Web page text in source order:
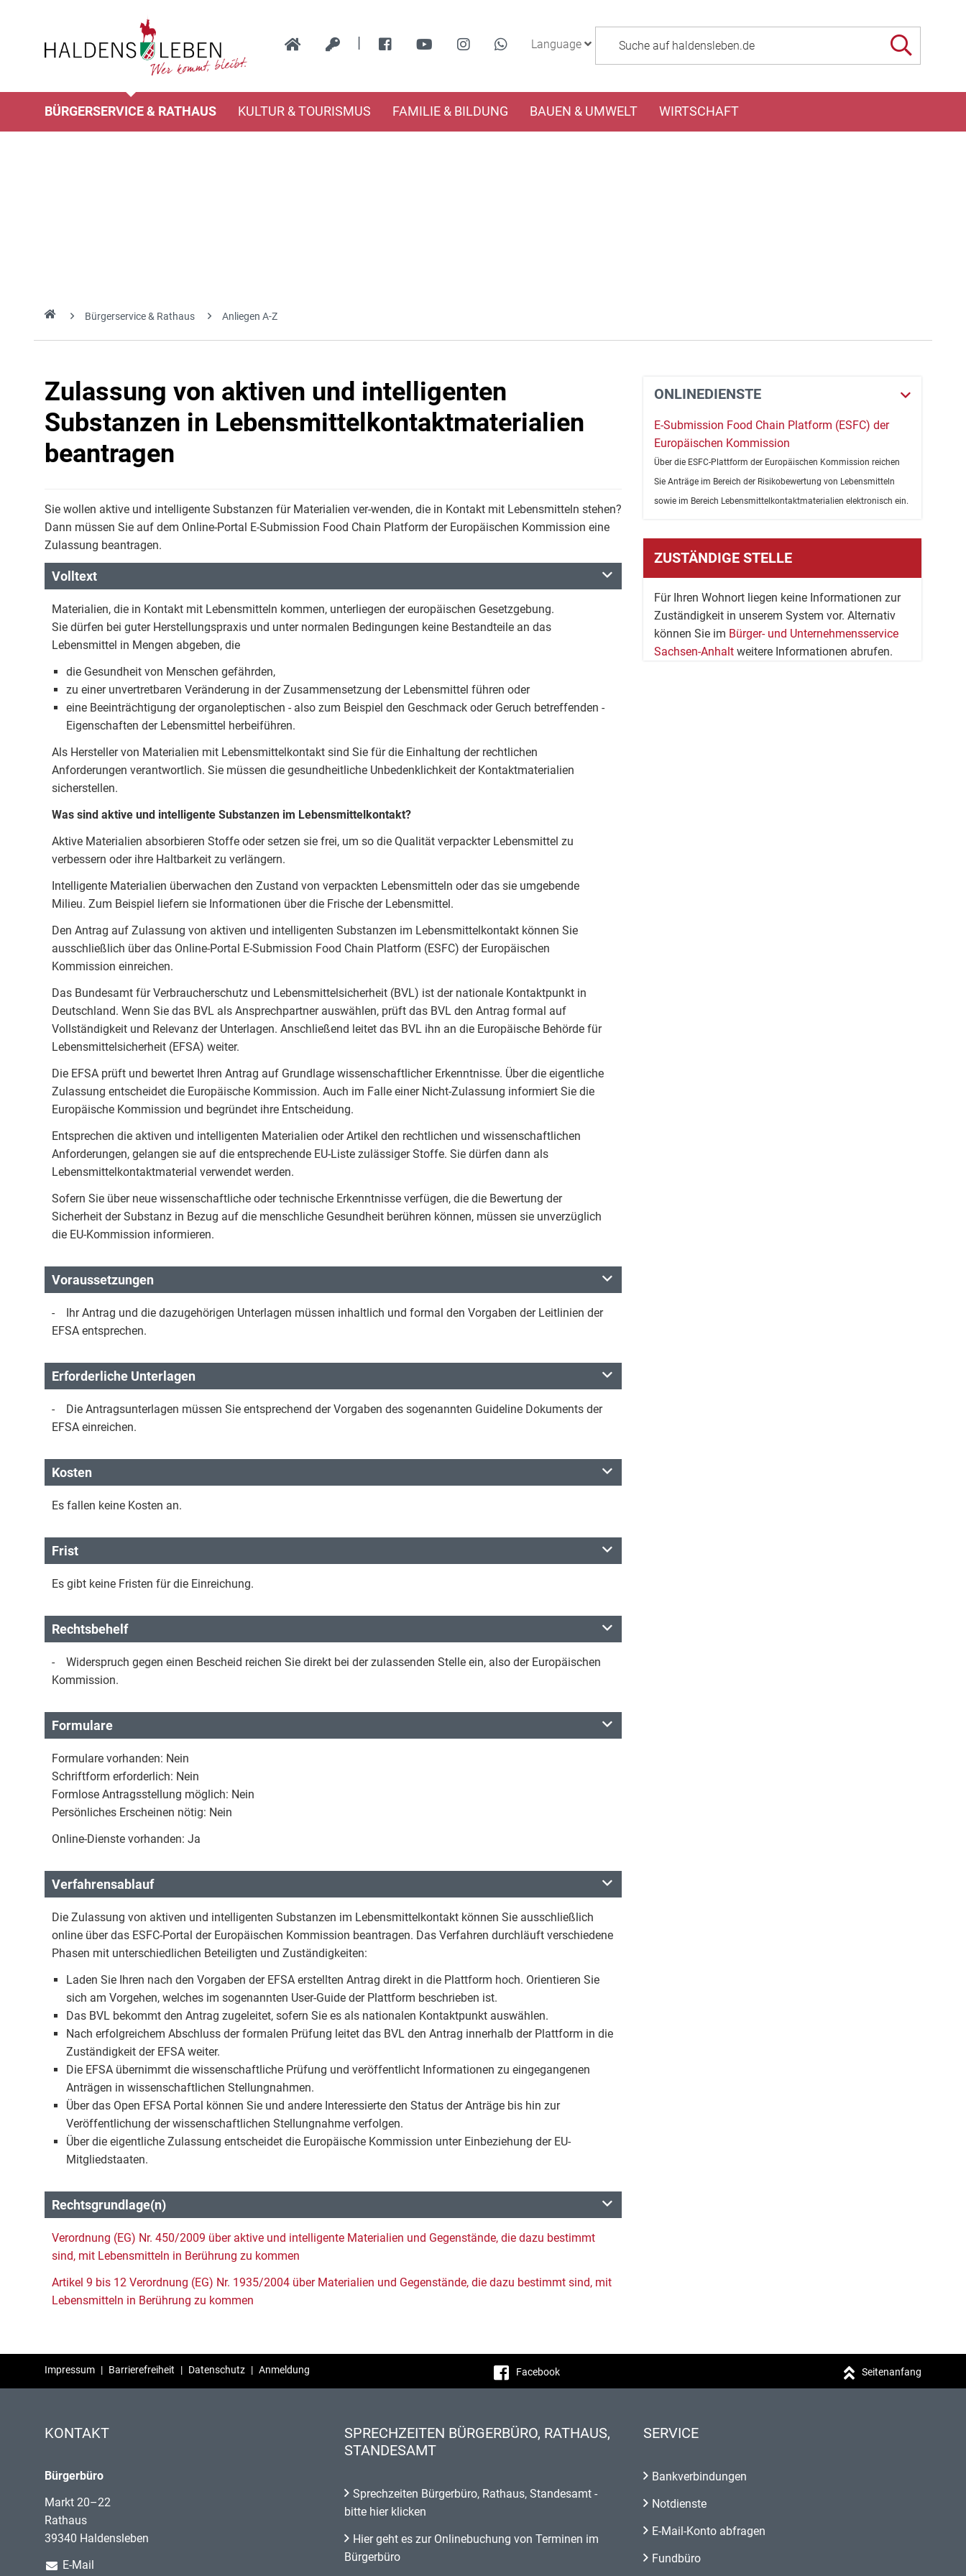
| Language
BÜRGERSERVICE & RATHAUS KULTUR & TOURISMUS FAMILIE & BILDUNG BAUEN & UMWELT WIRTSCHAFT
Bürgerservice & Rathaus Anliegen A-Z
Zulassung von aktiven und intelligenten
Substanzen in Lebensmittelkontaktmaterialien
beantragen
Sie wollen aktive und intelligente Substanzen für Materialien ver-wenden, die in Kontakt mit Lebensmitteln stehen?
Dann müssen Sie auf dem Online-Portal E-Submission Food Chain Platform der Europäischen Kommission eine
Zulassung beantragen.
Volltext
Materialien, die in Kontakt mit Lebensmitteln kommen, unterliegen der europäischen Gesetzgebung.
Sie dürfen bei guter Herstellungspraxis und unter normalen Bedingungen keine Bestandteile an das
Lebensmittel in Mengen abgeben, die
die Gesundheit von Menschen gefährden,
zu einer unvertretbaren Veränderung in der Zusammensetzung der Lebensmittel führen oder
eine Beeinträchtigung der organoleptischen - also zum Beispiel den Geschmack oder Geruch betreffenden -
Eigenschaften der Lebensmittel herbeiführen.
Als Hersteller von Materialien mit Lebensmittelkontakt sind Sie für die Einhaltung der rechtlichen
Anforderungen verantwortlich. Sie müssen die gesundheitliche Unbedenklichkeit der Kontaktmaterialien
sicherstellen.
Was sind aktive und intelligente Substanzen im Lebensmittelkontakt?
Aktive Materialien absorbieren Stoffe oder setzen sie frei, um so die Qualität verpackter Lebensmittel zu
verbessern oder ihre Haltbarkeit zu verlängern.
Intelligente Materialien überwachen den Zustand von verpackten Lebensmitteln oder das sie umgebende
Milieu. Zum Beispiel liefern sie Informationen über die Frische der Lebensmittel.
Den Antrag auf Zulassung von aktiven und intelligenten Substanzen im Lebensmittelkontakt können Sie
ausschließlich über das Online-Portal E-Submission Food Chain Platform (ESFC) der Europäischen
Kommission einreichen.
Das Bundesamt für Verbraucherschutz und Lebensmittelsicherheit (BVL) ist der nationale Kontaktpunkt in
Deutschland. Wenn Sie das BVL als Ansprechpartner auswählen, prüft das BVL den Antrag formal auf
Vollständigkeit und Relevanz der Unterlagen. Anschließend leitet das BVL ihn an die Europäische Behörde für
Lebensmittelsicherheit (EFSA) weiter.
Die EFSA prüft und bewertet Ihren Antrag auf Grundlage wissenschaftlicher Erkenntnisse. Über die eigentliche
Zulassung entscheidet die Europäische Kommission. Auch im Falle einer Nicht-Zulassung informiert Sie die
Europäische Kommission und begründet ihre Entscheidung.
Entsprechen die aktiven und intelligenten Materialien oder Artikel den rechtlichen und wissenschaftlichen
Anforderungen, gelangen sie auf die entsprechende EU-Liste zulässiger Stoffe. Sie dürfen dann als
Lebensmittelkontaktmaterial verwendet werden.
Sofern Sie über neue wissenschaftliche oder technische Erkenntnisse verfügen, die die Bewertung der
Sicherheit der Substanz in Bezug auf die menschliche Gesundheit berühren können, müssen sie unverzüglich
die EU-Kommission informieren.
Voraussetzungen
- Ihr Antrag und die dazugehörigen Unterlagen müssen inhaltlich und formal den Vorgaben der Leitlinien der
EFSA entsprechen.
Erforderliche Unterlagen
- Die Antragsunterlagen müssen Sie entsprechend der Vorgaben des sogenannten Guideline Dokuments der
EFSA einreichen.
Kosten
Es fallen keine Kosten an.
Frist
Es gibt keine Fristen für die Einreichung.
Rechtsbehelf
- Widerspruch gegen einen Bescheid reichen Sie direkt bei der zulassenden Stelle ein, also der Europäischen
Kommission.
Formulare
Formulare vorhanden: Nein
Schriftform erforderlich: Nein
Formlose Antragsstellung möglich: Nein
Persönliches Erscheinen nötig: Nein
Online-Dienste vorhanden: Ja
Verfahrensablauf
Die Zulassung von aktiven und intelligenten Substanzen im Lebensmittelkontakt können Sie ausschließlich
online über das ESFC-Portal der Europäischen Kommission beantragen. Das Verfahren durchläuft verschiedene
Phasen mit unterschiedlichen Beteiligten und Zuständigkeiten:
Laden Sie Ihren nach den Vorgaben der EFSA erstellten Antrag direkt in die Plattform hoch. Orientieren Sie
sich am Vorgehen, welches im sogenannten User-Guide der Plattform beschrieben ist.
Das BVL bekommt den Antrag zugeleitet, sofern Sie es als nationalen Kontaktpunkt auswählen.
Nach erfolgreichem Abschluss der formalen Prüfung leitet das BVL den Antrag innerhalb der Plattform in die
Zuständigkeit der EFSA weiter.
Die EFSA übernimmt die wissenschaftliche Prüfung und veröffentlicht Informationen zu eingegangenen
Anträgen in wissenschaftlichen Stellungnahmen.
Über das Open EFSA Portal können Sie und andere Interessierte den Status der Anträge bis hin zur
Veröffentlichung der wissenschaftlichen Stellungnahme verfolgen.
Über die eigentliche Zulassung entscheidet die Europäische Kommission unter Einbeziehung der EU-
Mitgliedstaaten.
Rechtsgrundlage(n)
Verordnung (EG) Nr. 450/2009 über aktive und intelligente Materialien und Gegenstände, die dazu bestimmt
sind, mit Lebensmitteln in Berührung zu kommen
Artikel 9 bis 12 Verordnung (EG) Nr. 1935/2004 über Materialien und Gegenstände, die dazu bestimmt sind, mit
Lebensmitteln in Berührung zu kommen
ONLINEDIENSTE
E-Submission Food Chain Platform (ESFC) der
Europäischen Kommission
Über die ESFC-Plattform der Europäischen Kommission reichen
Sie Anträge im Bereich der Risikobewertung von Lebensmitteln
sowie im Bereich Lebensmittelkontaktmaterialien elektronisch ein.
ZUSTÄNDIGE STELLE
Für Ihren Wohnort liegen keine Informationen zur
Zuständigkeit in unserem System vor. Alternativ
können Sie im Bürger- und Unternehmensservice
Sachsen-Anhalt weitere Informationen abrufen.
Impressum | Barrierefreiheit | Datenschutz | Anmeldung Facebook Seitenanfang
KONTAKT
Bürgerbüro
Markt 20–22
Rathaus
39340 Haldensleben
E-Mail
SPRECHZEITEN BÜRGERBÜRO, RATHAUS,
STANDESAMT
Sprechzeiten Bürgerbüro, Rathaus, Standesamt -
bitte hier klicken
Hier geht es zur Onlinebuchung von Terminen im
Bürgerbüro
SERVICE
Bankverbindungen
Notdienste
E-Mail-Konto abfragen
Fundbüro